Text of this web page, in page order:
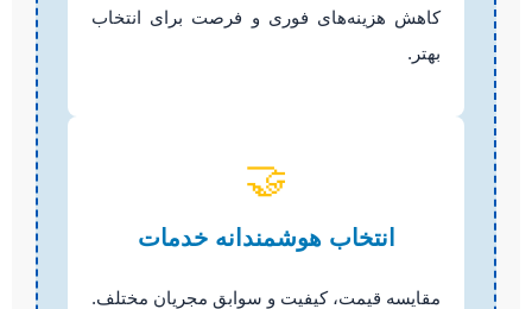
کاهش هزینه‌های فوری و فرصت برای انتخاب
بهتر.
🤝
انتخاب هوشمندانه خدمات
مقایسه قیمت، کیفیت و سوابق مجریان مختلف.